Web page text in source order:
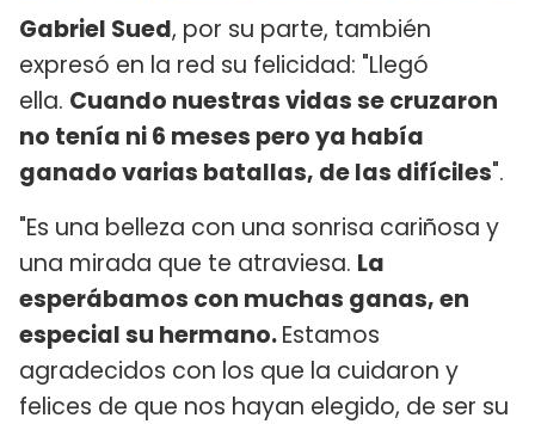
Gabriel Sued, por su parte, también
expresó en la red su felicidad: "Llegó
ella. Cuando nuestras vidas se cruzaron
no tenía ni 6 meses pero ya había
ganado varias batallas, de las difíciles".
"Es una belleza con una sonrisa cariñosa y
una mirada que te atraviesa. La
esperábamos con muchas ganas, en
especial su hermano.Estamos
agradecidos con los que la cuidaron y
felices de que nos hayan elegido, de ser su